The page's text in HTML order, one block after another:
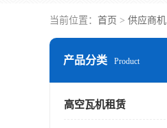
当前位置： 首页 > 供应商机
产品分类 Product
高空瓦机租赁